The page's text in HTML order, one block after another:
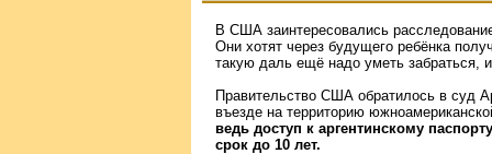
В США заинтересовались
Они хотят через будущего ребёнка
такую даль ещё надо уметь забраться,
Правительство США обратилось в суд
въезде на территорию
ведь доступ к аргентинскому
срок до 10 лет.